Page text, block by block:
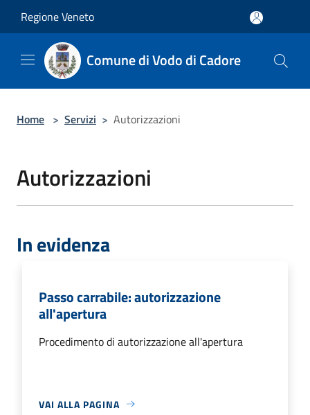
Regione Veneto
Comune di Vodo di Cadore
Home > Servizi > Autorizzazioni
Autorizzazioni
In evidenza
Passo carrabile: autorizzazione
all'apertura
Procedimento di autorizzazione all'apertura
VAI ALLA PAGINA